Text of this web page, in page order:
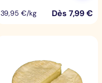
39,95 €/kg Dès 7,99€